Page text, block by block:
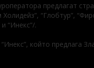
предлагат
“Глобтур”,
“Инекс”/.
който предлага